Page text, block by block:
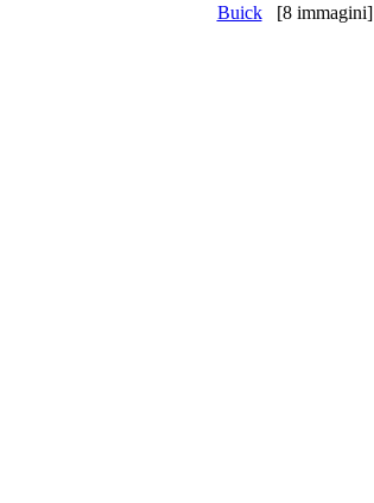
Buick[8 immagini]